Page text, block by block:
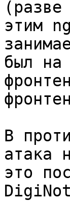
(разве
этим
был на
В
атака
это